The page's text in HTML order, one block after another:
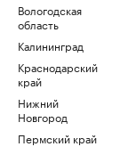
Вологодская
область
Калининград
Краснодарский
край
Нижний
Новгород
Пермский край